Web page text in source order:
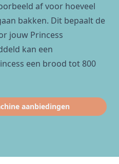
af voor hoeveel
bakken. Dit bepaalt de
jouw Princess
kan een
een brood tot 800
aanbiedingen